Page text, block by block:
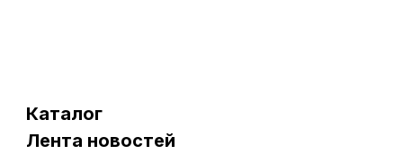
Каталог
Лента новостей